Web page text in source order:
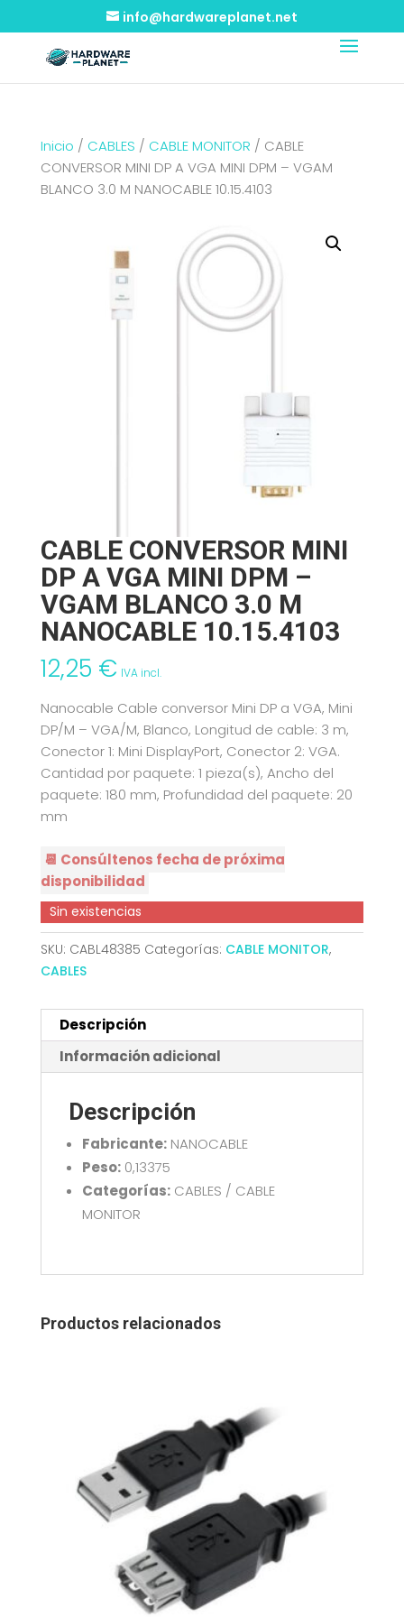
info@hardwareplanet.net
Inicio / CABLES / CABLE MONITOR / CABLE
CONVERSOR MINI DP A VGA MINI DPM – VGAM
BLANCO 3.0 M NANOCABLE 10.15.4103
CABLE CONVERSOR MINI
DP A VGA MINI DPM –
VGAM BLANCO 3.0 M
NANOCABLE 10.15.4103
12,25 € IVA incl.
Nanocable Cable conversor Mini DP a VGA, Mini
DP/M – VGA/M, Blanco, Longitud de cable: 3 m,
Conector 1: Mini DisplayPort, Conector 2: VGA.
Cantidad por paquete: 1 pieza(s), Ancho del
paquete: 180 mm, Profundidad del paquete: 20
mm
📆 Consúltenos fecha de próxima
disponibilidad
Sin existencias
SKU: CABL48385 Categorías: CABLE MONITOR,
CABLES
Descripción
Información adicional
Descripción
Fabricante:NANOCABLE
Peso:0,13375
Categorías:CABLES / CABLE
MONITOR
Productos relacionados